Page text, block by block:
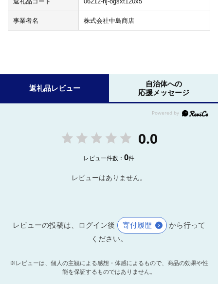
事業者名 株式会社中島商店
返礼品レビュー
自治体への
応援メッセージ
0.0
レビュー件数：0件
レビューはありません。
レビューの投稿は、ログイン後 寄付履歴
から行って
ください。
※レビューは、個人の主観による感想・体感によるもので、商品の効果や性
能を保証するものではありません。